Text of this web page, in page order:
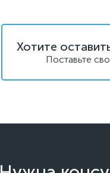
Хотите
Поставьте